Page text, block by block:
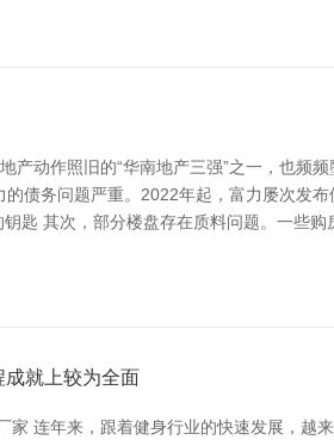
产动作照旧的“华南地产三强”之一，也
债务问题严重。2022年起，富力屡次发
匙 其次，部分楼盘存在质料问题。一些购
就上较为全面
连年来，跟着健身行业的快速发展，越